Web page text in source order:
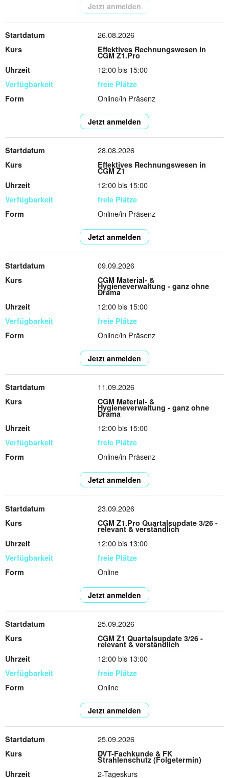
Jetzt anmelden
26.08.2026
Effektives Rechnungswesen in
CGM Z1.Pro
12:00 bis 15:00
freie Plätze
Online/in Präsenz
Jetzt anmelden
28.08.2026
Effektives Rechnungswesen in
CGM Z1
12:00 bis 15:00
freie Plätze
Online/in Präsenz
Jetzt anmelden
09.09.2026
CGM Material- &
Hygieneverwaltung - ganz ohne
Drama
12:00 bis 15:00
freie Plätze
Online/in Präsenz
Jetzt anmelden
11.09.2026
CGM Material- &
Hygieneverwaltung - ganz ohne
Drama
12:00 bis 15:00
freie Plätze
Online/in Präsenz
Jetzt anmelden
23.09.2026
CGM Z1.Pro Quartalsupdate 3/26 -
relevant & verständlich
12:00 bis 13:00
freie Plätze
Online
Jetzt anmelden
25.09.2026
CGM Z1 Quartalsupdate 3/26 -
relevant & verständlich
12:00 bis 13:00
freie Plätze
Online
Jetzt anmelden
25.09.2026
DVT-Fachkunde & FK
Strahlenschutz (Folgetermin)
2-Tageskurs